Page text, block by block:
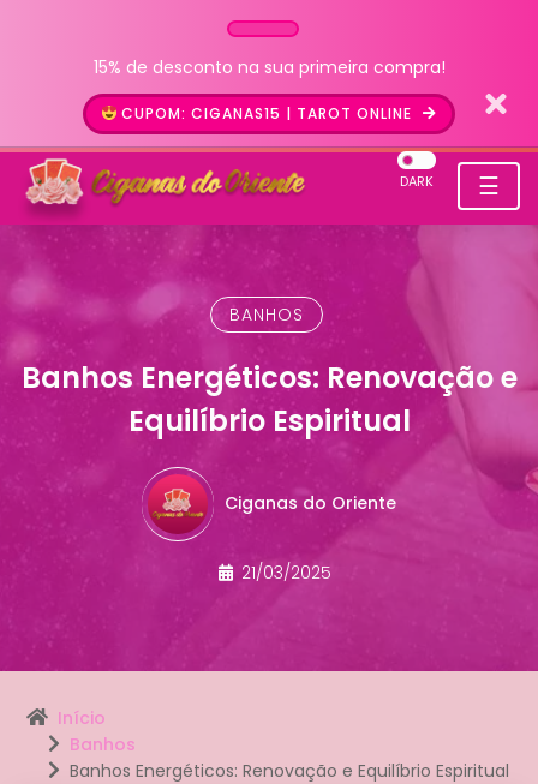
15% de desconto na sua primeira compra!
CUPOM: CIGANAS15 | TAROT ONLINE
☰
DARK
BANHOS
Banhos Energéticos: Renovação e
Equilíbrio Espiritual
Ciganas do Oriente
21/03/2025
Início
Banhos
Banhos Energéticos: Renovação e Equilíbrio Espiritual